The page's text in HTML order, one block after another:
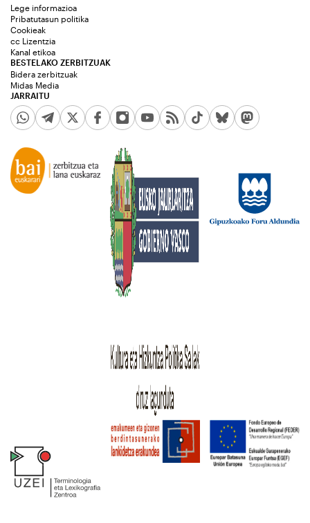
JARRAITU
Lege informazioa
Pribatutasun politika
Cookieak
cc Lizentzia
Kanal etikoa
BESTELAKO ZERBITZUAK
Bidera zerbitzuak
Midas Media